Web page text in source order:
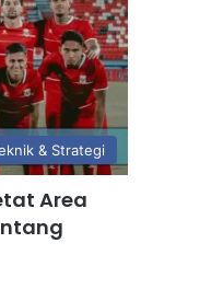
& Strategi
Area